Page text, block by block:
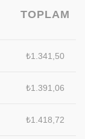
TOPLAM
₺1.341,50
₺1.391,06
₺1.418,72